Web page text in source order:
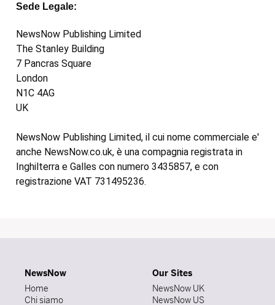
Sede Legale:
NewsNow Publishing Limited
The Stanley Building
7 Pancras Square
London
N1C 4AG
UK
NewsNow Publishing Limited, il cui nome commerciale e'
anche NewsNow.co.uk, è una compagnia registrata in
Inghilterra e Galles con numero 3435857, e con
registrazione VAT 731495236.
NewsNow
Home
Chi siamo
Our Sites
NewsNow UK
NewsNow US